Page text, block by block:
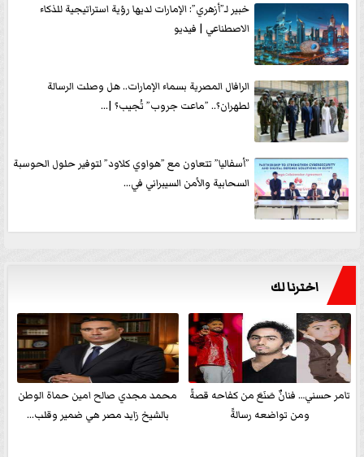
خبير لـ”أزهري”: الإمارات لديها رؤية استراتيجية للذكاء
الاصطناعي | فيديو
الرافال المصرية بسماء الإمارات.. هل وصلت الرسالة
لطهران؟.. ”ماعت جروب” تُجيب؟ |...
”أسفاليا” تتعاون مع ”هواوي كلاود” لتوفير حلول الحوسبة
السحابية والأمن السيبراني في...
اخترنا لك
تامر حسني… فنانٌ صَنَعَ من كفاحه قصةً
ومن تواضعه رسالةً
محمد مجدي صالح امين حماة الوطن
بالشيخ زايد مصر هي ضمير وقلب...